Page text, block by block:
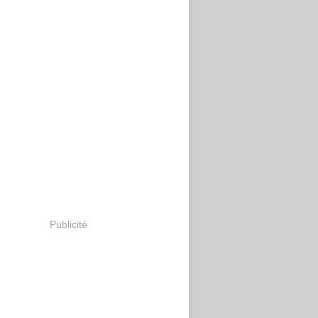
Publicité